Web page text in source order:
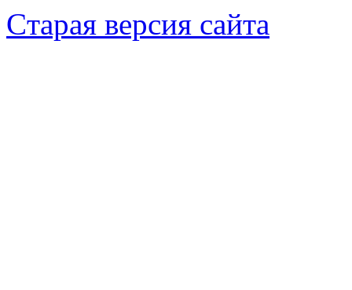
Cтарая версия сайта